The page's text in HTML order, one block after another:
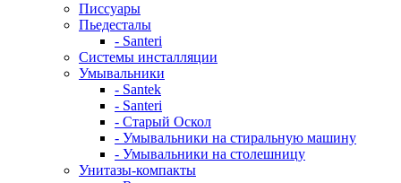
Писсуары
Пьедесталы
- Santeri
Системы инсталляции
Умывальники
- Santek
- Santeri
- Старый Оскол
- Умывальники на стиральную машину
- Умывальники на столешницу
Унитазы-компакты